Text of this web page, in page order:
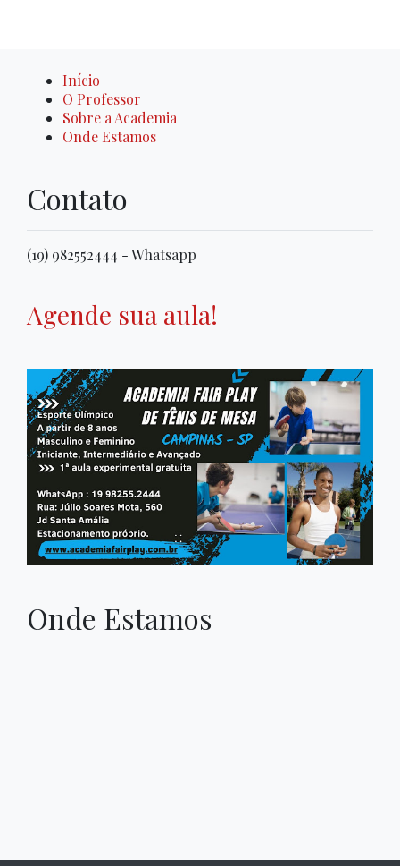
Início
O Professor
Sobre a Academia
Onde Estamos
Contato
(19) 982552444 - Whatsapp
Agende sua aula!
Onde Estamos